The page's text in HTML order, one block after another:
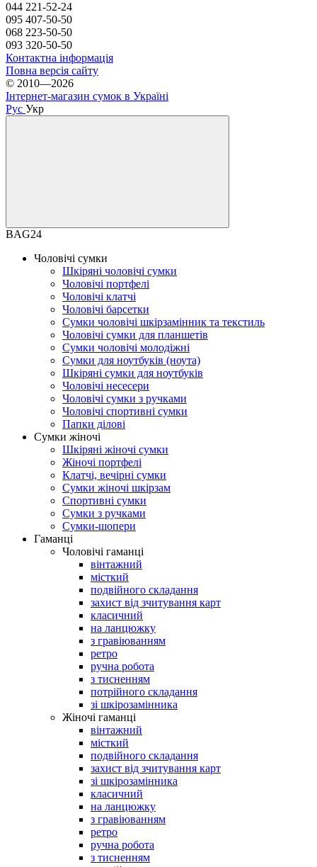
044 221-52-24
095 407-50-50
068 223-50-50
093 320-50-50
Контактна інформація
Повна версія сайту
© 2010—2026
Інтернет-магазин сумок в Україні
Рус Укр
BAG24
Чоловічі сумки
Шкіряні чоловічі сумки
Чоловічі портфелі
Чоловічі клатчі
Чоловічі барсетки
Сумки чоловічі шкірзамінник та текстиль
Чоловічі сумки для планшетів
Сумки чоловічі молодіжні
Сумки для ноутбуків (ноута)
Шкіряні сумки для ноутбуків
Чоловічі несесери
Чоловічі сумки з ручками
Чоловічі спортивні сумки
Папки ділові
Сумки жіночі
Шкіряні жіночі сумки
Жіночі портфелі
Клатчі, вечірні сумки
Сумки жіночі шкірзам
Спортивні сумки
Сумки з ручками
Сумки-шопери
Гаманці
Чоловічі гаманці
вінтажний
місткий
подвійного складання
захист від зчитування карт
класичний
на ланцюжку
з гравіюванням
ретро
ручна робота
з тисненням
потрійного складання
зі шкірозамінника
Жіночі гаманці
вінтажний
місткий
подвійного складання
захист від зчитування карт
зі шкірозамінника
класичний
на ланцюжку
з гравіюванням
ретро
ручна робота
з тисненням